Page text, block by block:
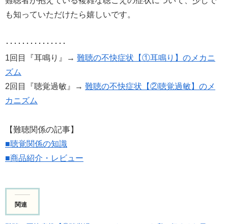
も知っていただけたら嬉しいです。
･･･････････････
1回目『耳鳴り』→ 難聴の不快症状【①耳鳴り】のメカニ
ズム
2回目『聴覚過敏』→ 難聴の不快症状【②聴覚過敏】のメ
カニズム
【難聴関係の記事】
■聴覚関係の知識
■商品紹介・レビュー
関連